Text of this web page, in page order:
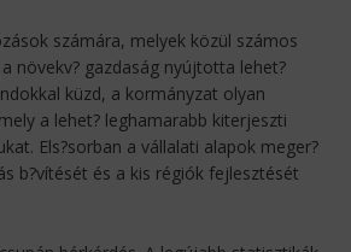
számára, melyek közül számos
növekv? gazdaság nyújtotta lehet?
küzd, a kormányzat olyan
a lehet? leghamarabb kiterjeszti
Els?sorban a vállalati alapok meger?
b?vítését és a kis régiók fejlesztését